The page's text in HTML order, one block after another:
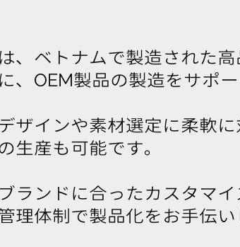
、ベトナムで製造された
、OEM製品の製造をサポー
ザインや素材選定に柔軟
生産も可能です。
ランドに合ったカスタマ
理体制で製品化をお手伝い